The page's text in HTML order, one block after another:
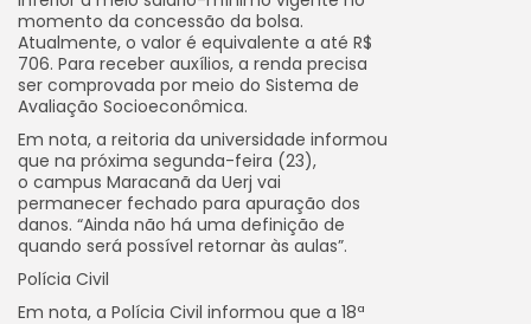
momento da concessão da bolsa.
Atualmente, o valor é equivalente a até R$
706. Para receber auxílios, a renda precisa
ser comprovada por meio do Sistema de
Avaliação Socioeconômica.
Em nota, a reitoria da universidade informou
que na próxima segunda-feira (23),
o campus Maracanã da Uerj vai
permanecer fechado para apuração dos
danos. “Ainda não há uma definição de
quando será possível retornar às aulas”.
Polícia Civil
Em nota, a Polícia Civil informou que a 18ª